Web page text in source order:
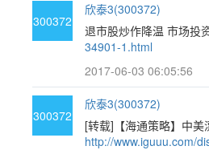
300372
欣泰3(300372)
退市股炒作降温 市场投
34901-1.html
2017-06-03 06:05:56
300372
欣泰3(300372)
[转载]【海通策略】中
http://www.iguuu.com/